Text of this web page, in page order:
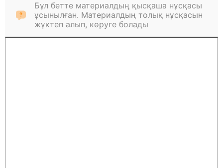
Бұл бетте материалдың қысқаша нұсқасы
ұсынылған. Материалдың толық нұсқасын
жүктеп алып, көруге болады